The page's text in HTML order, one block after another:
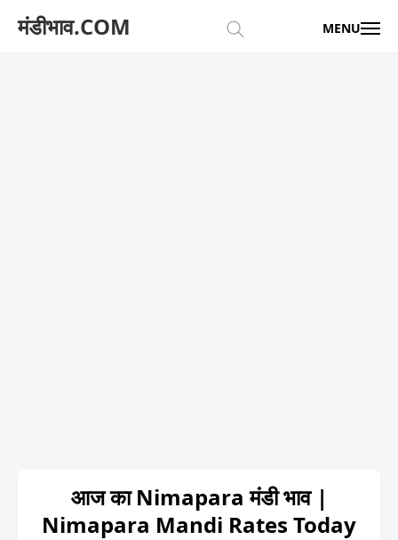
मंडीभाव.COM MENU
आज का Nimapara मंडी भाव |
Nimapara Mandi Rates Today